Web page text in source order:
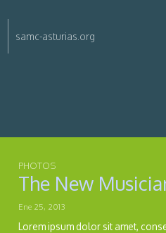
samc-asturias.org
PHOTOS
The New
Ene 25, 2013
Lorem ipsum dolor sit amet,